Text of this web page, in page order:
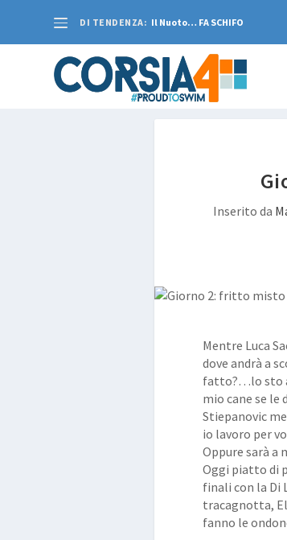
DI TENDENZA: Il Nuoto… FA SCHIFO
Inserito da
Mentre Luca
dove andrà a
fatto?…lo sto
mio cane se le
Stiepanovic
io lavoro per
Oppure sarà a
Oggi piatto di
finali con la Di
tracagnotta,
fanno le